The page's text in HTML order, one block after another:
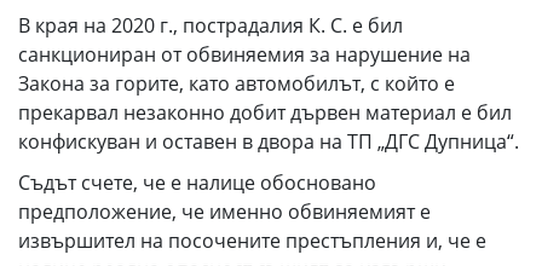
В края на 2020 г., пострадалия К. С. е бил
санкциониран от обвиняемия за нарушение на
Закона за горите, като автомобилът, с който е
прекарвал незаконно добит дървен материал е бил
конфискуван и оставен в двора на ТП „ДГС Дупница“.
Съдът счете, че е налице обосновано
предположение, че именно обвиняемият е
извършител на посочените престъпления и, че е